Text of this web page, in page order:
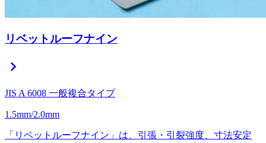
リベットルーフナイン
chevron_right
JIS A 6008 一般複合タイプ
1.5mm/2.0mm
「リベットルーフナイン」は、引張・引裂強度、寸法安定